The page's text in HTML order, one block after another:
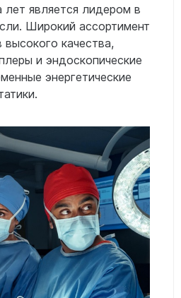
лет является лидером в
Широкий ассортимент
качества,
и эндоскопические
энергетические